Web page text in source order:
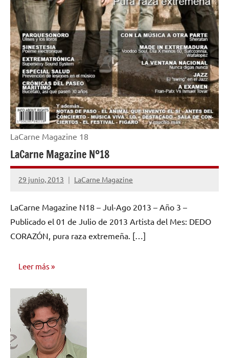
LaCarne Magazine 18
LaCarne Magazine Nº18
29 junio, 2013 LaCarne Magazine
No
comentarios
LaCarne Magazine N18 – Jul-Ago 2013 – Año 3 –
Publicado el 01 de Julio de 2013 Artista del Mes: DEDO
CORAZÓN, pura raza extremeña. […]
Leer más
NÚMEROS
PUBLICADOS